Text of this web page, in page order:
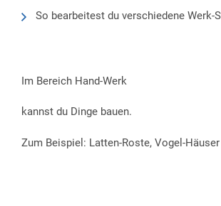
So bearbeitest du verschiedene Werk-
Im Bereich Hand-Werk
kannst du Dinge bauen.
Zum Beispiel: Latten-Roste, Vogel-Häuser